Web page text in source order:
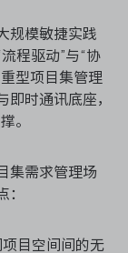
规模敏捷实践
程驱动”与“协
型项目集管理
时通讯底座，
。
集需求管理场
项目空间间的无